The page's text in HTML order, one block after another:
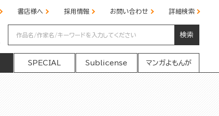
書店様へ 採用情報 お問い合わせ 詳細検索
検索
SPECIAL Sublicense マンガよもんが